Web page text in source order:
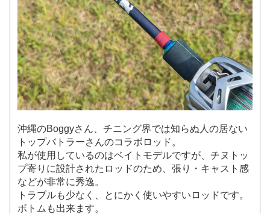
沖縄のBoggyさん、チニング界では知らぬ人の居ない
トップバトラーさんのコラボロッド。
私が使用しているのはベイトモデルですが、チヌトッ
プ寄りに設計されたロッドのため、張り・キャスト感
などが非常に秀逸。
トラブルも少なく、とにかく使いやすいロッドです。
ボトムも出来ます。